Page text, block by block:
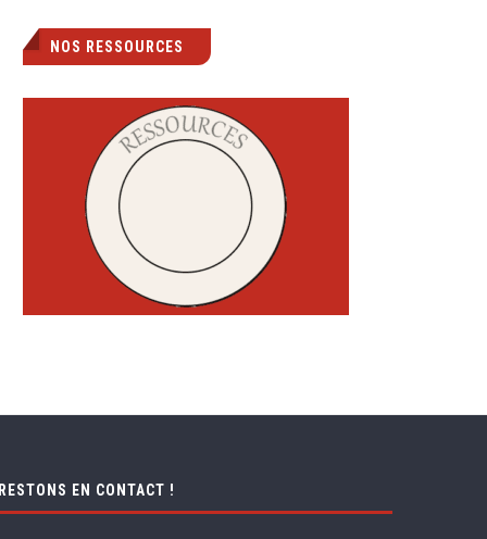
NOS RESSOURCES
RESTONS EN CONTACT !